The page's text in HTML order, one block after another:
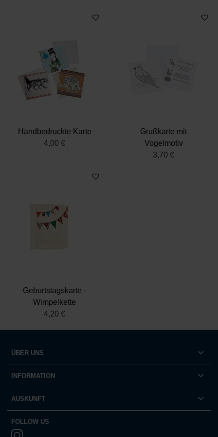
gesammelt haben.
Datenschutz|
Handbedruckte Karte
4,00 €
Grußkarte mit
Vogelmotiv
3,70 €
Geburtstagskarte -
Wimpelkette
4,20 €
ÜBER UNS
INFORMATION
AUSKUNFT
FOLLOW US